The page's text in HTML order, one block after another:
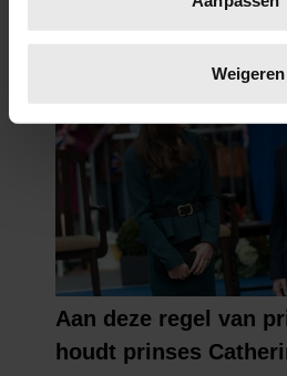
scannen op specifieke
verwerkt en stel uw voorkeuren
intrekken in de Cookieverklaring.
We gebruiken cookies om
personaliseren, om functies voor
en om ons websiteverkeer te
informatie over uw gebruik van
partners voor social media,
partners kunnen deze gegevens
informatie die u aan ze heeft
verzameld op basis van uw
Weigeren